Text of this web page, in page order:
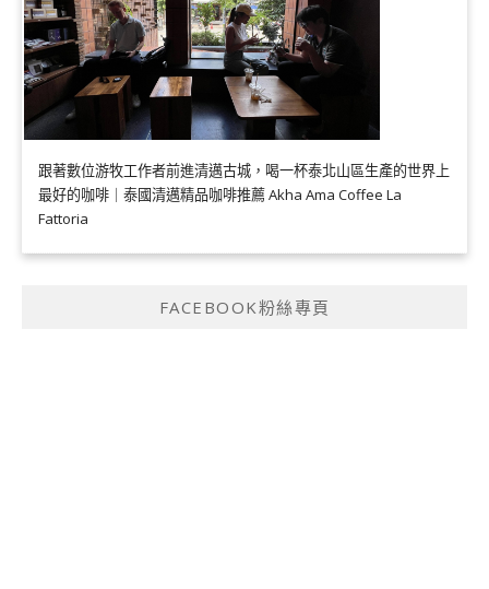
跟著數位游牧工作者前進清邁古城，喝一杯泰北山區生產的世界上
最好的咖啡｜泰國清邁精品咖啡推薦 Akha Ama Coffee La
Fattoria
FACEBOOK粉絲專頁